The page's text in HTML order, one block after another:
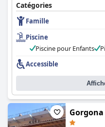
Catégories
Famille
Piscine
Piscine pour Enfants
Accessible